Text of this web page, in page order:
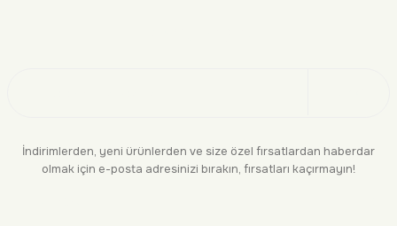
İndirimlerden, yeni ürünlerden ve size özel fırsatlardan haberdar
olmak için e-posta adresinizi bırakın, fırsatları kaçırmayın!